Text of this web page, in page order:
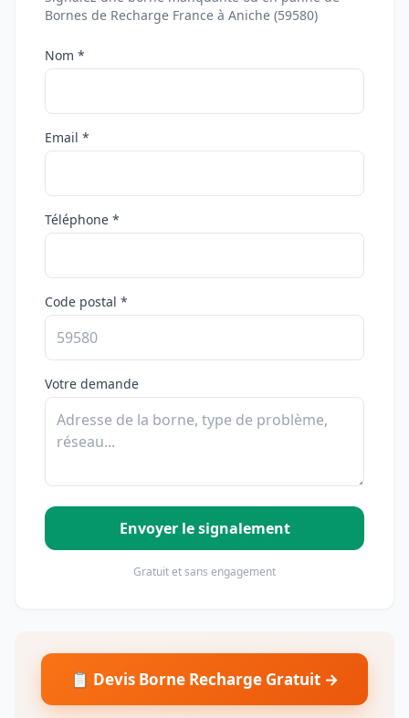
Bornes de Recharge France à Aniche (59580)
Nom *
Email *
Téléphone *
Code postal *
Votre demande
Envoyer le signalement
Gratuit et sans engagement
📋 Devis Borne Recharge Gratuit →